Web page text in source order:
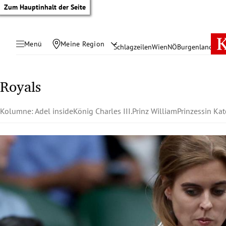
Zum Hauptinhalt der Seite
Menü Meine Region SchlagzeilenWienNÖBurgenland
Untermenü
Untermenü
Royals
Kolumne: Adel insideKönig Charles III.Prinz WilliamPrinzessin